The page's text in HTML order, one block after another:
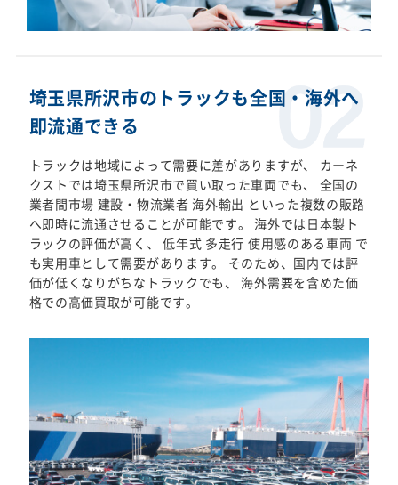
埼玉県所沢市のトラックも全国・海外へ
即流通できる
トラックは地域によって需要に差がありますが、 カーネ
クストでは埼玉県所沢市で買い取った車両でも、 全国の
業者間市場 建設・物流業者 海外輸出 といった複数の販路
へ即時に流通させることが可能です。 海外では日本製ト
ラックの評価が高く、 低年式 多走行 使用感のある車両 で
も実用車として需要があります。 そのため、国内では評
価が低くなりがちなトラックでも、 海外需要を含めた価
格での高価買取が可能です。